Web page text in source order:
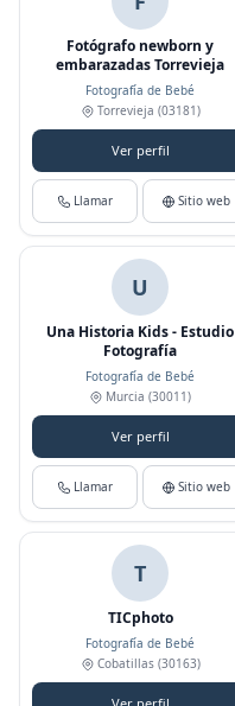
Fotógrafo newborn y
embarazadas Torrevieja
Fotografía de Bebé
Torrevieja (03181)
Ver perfil
Llamar Sitio web
U
Una Historia Kids - Estudio
Fotografía
Fotografía de Bebé
Murcia (30011)
Ver perfil
Llamar Sitio web
T
TICphoto
Fotografía de Bebé
Cobatillas(30163)